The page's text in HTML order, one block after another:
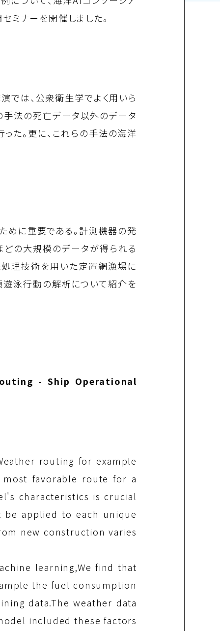
ミナーを開催しました。
では、公衆衛生学でよく用いら
手法の死亡データ以外のデータ
た。更に、これらの手法の海洋
に重要である。計測機器の発
の大規模のデータが得られる
処理技術を用いた定置網漁場に
泳行動の解析について紹介を
- Ship Operational
routing for example
favorable route for a
characteristics is crucial
be applied to each unique
new construction varies
learning,We find that
the fuel consumption
data.The weather data
included these factors